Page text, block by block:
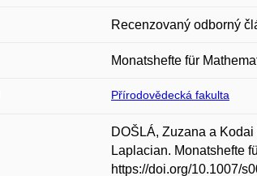
Recenzovaný odborný
Monatshefte für
Přírodovědecká fakulta
DOŠLÁ, Zuzana a
Laplacian. Monatshefte
https://doi.org/10.1007/